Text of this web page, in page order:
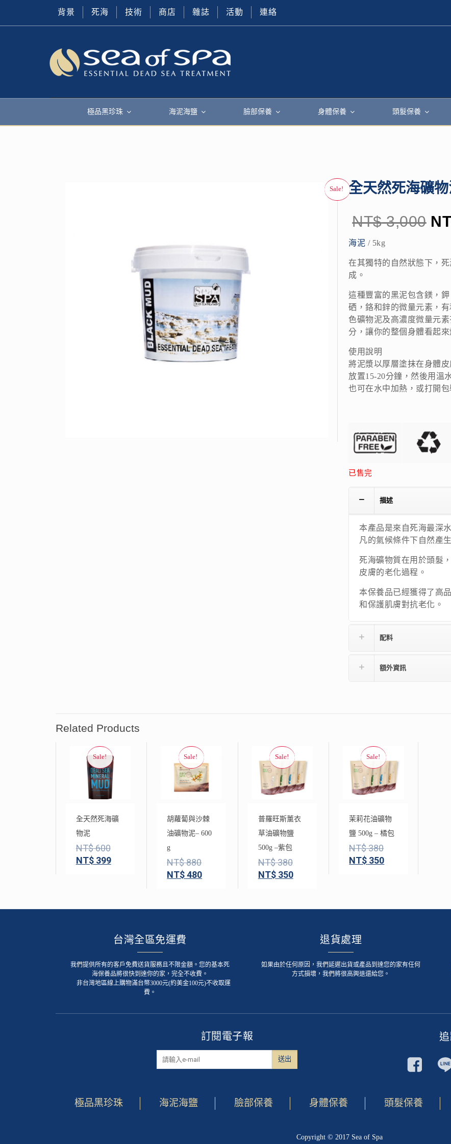
背景 死海 技術 商店 雜誌 活動 連絡
極品黑珍珠 海泥海鹽 臉部保養 身體保養 頭髮保養
全天然死海礦
NT$3,000
海泥 / 5kg
在其獨特的自然狀態下，
成。
這種豐富的黑泥包含鎂，
硒，鉻和鋅的微量元素，
色礦物泥及高濃度微量元
分，讓你的整個身體看起來
使用說明
將泥漿以厚層塗抹在身體皮
放置15-20分鐘，然後用溫
也可在水中加熱，或打開
已售完
描述
本產品是來自死海最深
凡的氣候條件下自然產
死海礦物質在用於頭髮
皮膚的老化過程。
本保養品已經獲得了高
和保護肌膚對抗老化。
配料
額外資訊
Related Products
全天然死海礦
物泥
NT$600
NT$399
胡蘿蔔與沙棘
油礦物泥– 600
g
NT$880
NT$480
普羅旺斯薰衣
草油礦物鹽
500g –紫包
NT$380
NT$350
茉莉花油礦物
鹽 500g – 橘包
NT$380
NT$ 350
台灣全區免運費
我們提供所有的客戶免費送貨服務且不限金額。您的基本死
海保養品將很快到達你的家，完全不收費。
非台灣地區線上購物滿台幣3000元(約美金100元)不收取運
費。
退貨處理
如果由於任何原因，我們延遲出貨或產品到達您的家有任何
方式損壞，我們將很高興退還給您。
訂閱電子報
極品黑珍珠 海泥海鹽 臉部保養 身體保養 頭髮保養
Copyright © 2017 Sea of Spa